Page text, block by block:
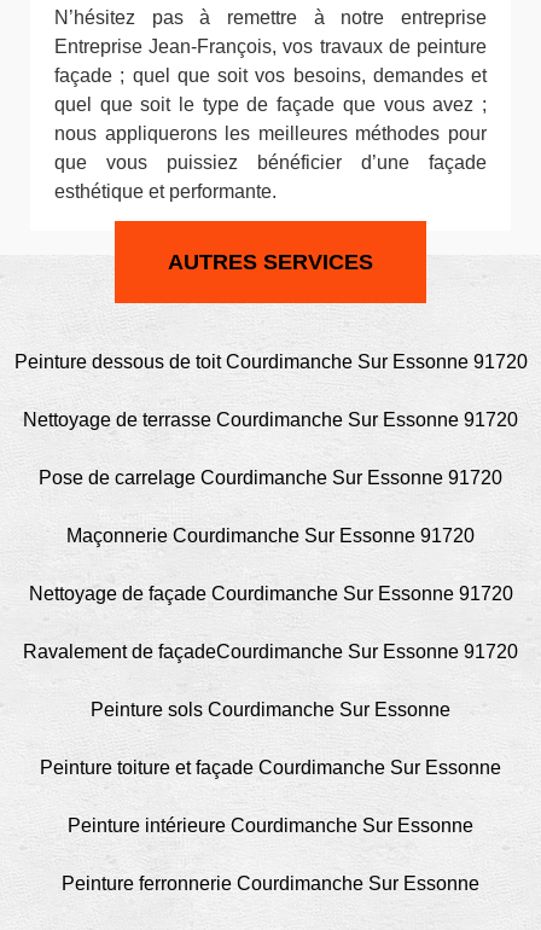
N’hésitez pas à remettre à notre entreprise
Entreprise Jean-François, vos travaux de peinture
façade ; quel que soit vos besoins, demandes et
quel que soit le type de façade que vous avez ;
nous appliquerons les meilleures méthodes pour
que vous puissiez bénéficier d’une façade
esthétique et performante.
AUTRES SERVICES
Peinture dessous de toit Courdimanche Sur Essonne 91720
Nettoyage de terrasse Courdimanche Sur Essonne 91720
Pose de carrelage Courdimanche Sur Essonne 91720
Maçonnerie Courdimanche Sur Essonne 91720
Nettoyage de façade Courdimanche Sur Essonne 91720
Ravalement de façadeCourdimanche Sur Essonne 91720
Peinture sols Courdimanche Sur Essonne
Peinture toiture et façade Courdimanche Sur Essonne
Peinture intérieure Courdimanche Sur Essonne
Peinture ferronnerie Courdimanche Sur Essonne